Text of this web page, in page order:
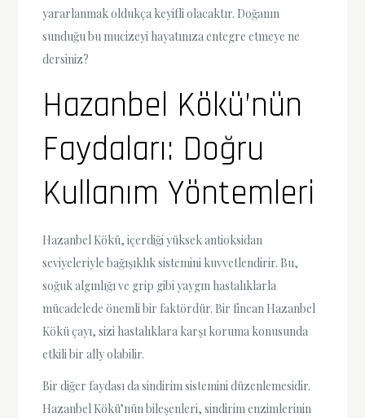
yararlanmak oldukça keyifli olacaktır. Doğanın
sunduğu bu mucizeyi hayatınıza entegre etmeye ne
dersiniz?
Hazanbel Kökü’nün
Faydaları: Doğru
Kullanım Yöntemleri
Hazanbel Kökü, içerdiği yüksek antioksidan
seviyeleriyle bağışıklık sistemini kuvvetlendirir. Bu,
soğuk algınlığı ve grip gibi yaygın hastalıklarla
mücadelede önemli bir faktördür. Bir fincan Hazanbel
Kökü çayı, sizi hastalıklara karşı koruma konusunda
etkili bir ally olabilir.
Bir diğer faydası da sindirim sistemini düzenlemesidir.
Hazanbel Kökü’nün bileşenleri, sindirim enzimlerinin